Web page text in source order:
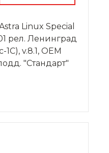
Linux Special
рел. Ленинград
v.8.1, OEM
"Стандарт"